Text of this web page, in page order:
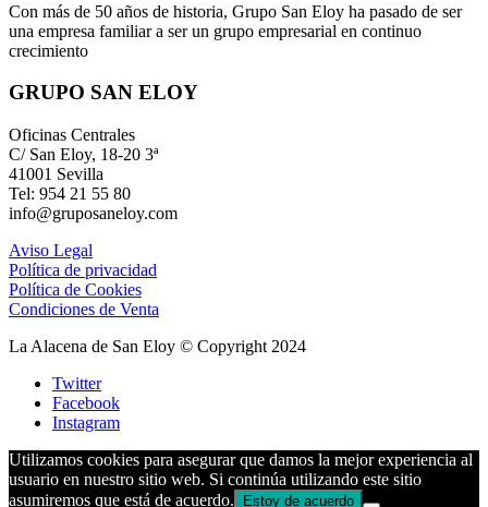
Con más de 50 años de historia, Grupo San Eloy ha pasado de ser
una empresa familiar a ser un grupo empresarial en continuo
crecimiento
GRUPO SAN ELOY
Oficinas Centrales
C/ San Eloy, 18-20 3ª
41001 Sevilla
Tel: 954 21 55 80
info@gruposaneloy.com
Aviso Legal
Política de privacidad
Política de Cookies
Condiciones de Venta
La Alacena de San Eloy © Copyright 2024
Twitter
Facebook
Instagram
Utilizamos cookies para asegurar que damos la mejor experiencia al
usuario en nuestro sitio web. Si continúa utilizando este sitio
asumiremos que está de acuerdo.
Estoy de acuerdo